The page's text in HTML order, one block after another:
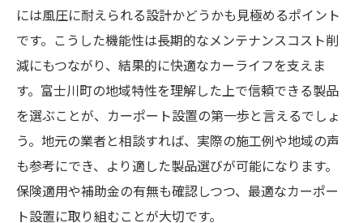
には風圧に耐えられる設計かどうかも見極めるポイント
です。こうした機能性は長期的なメンテナンスコスト削
減にもつながり、結果的に快適なカーライフを支えま
す。富士川町の地域特性を理解した上で信頼できる製品
を選ぶことが、カーポート設置の第一歩と言えるでしょ
う。地元の業者と相談すれば、実際の施工例や地域の声
も参考にでき、より適した製品選びが可能になります。
保険適用や補助金の有無も確認しつつ、最適なカーポー
ト設置に取り組むことが大切です。